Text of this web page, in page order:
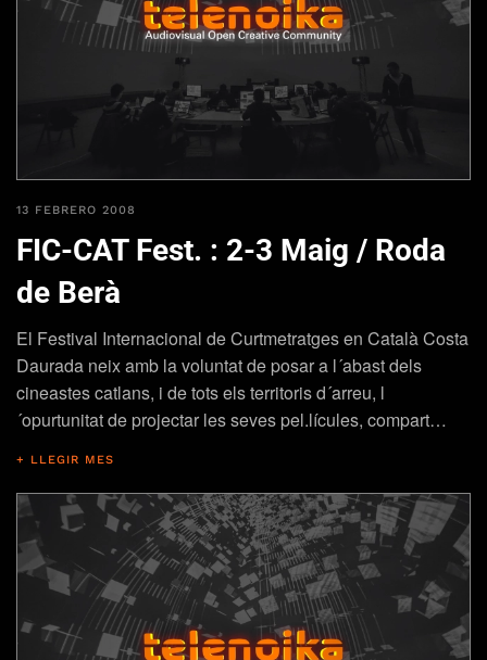
13 FEBRERO 2008
FIC-CAT Fest. : 2-3 Maig / Roda
de Berà
El Festival Internacional de Curtmetratges en Català Costa
Daurada neix amb la voluntat de posar a l´abast dels
cineastes catlans, i de tots els territoris d´arreu, l
´opurtunitat de projectar les seves pel.lícules, compart…
+ LLEGIR MES